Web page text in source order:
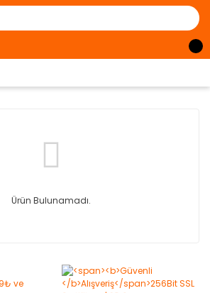
Ürün Bulunamadı.